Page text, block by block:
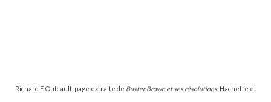
Richard F. Outcault, page extraite de Buster Brown et ses résolutions, Hachette et